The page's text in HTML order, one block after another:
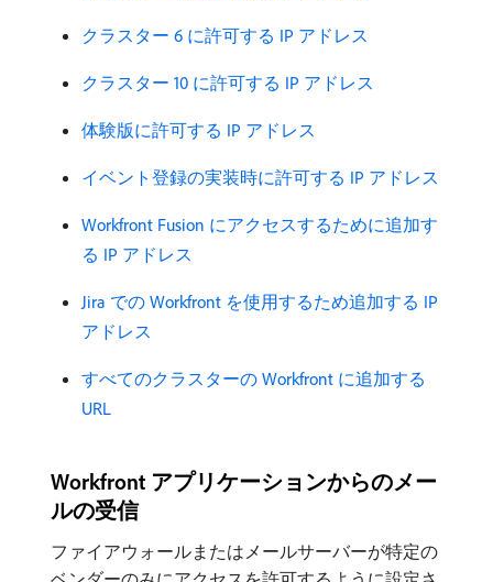
クラスター 6 に許可する IP アドレス
クラスター 10 に許可する IP アドレス
体験版に許可する IP アドレス
イベント登録の実装時に許可する IP アドレス
Workfront Fusion にアクセスするために追加す
る IP アドレス
Jira での Workfront を使用するため追加する IP
アドレス
すべてのクラスターの Workfront に追加する
URL
Workfront アプリケーションからのメー
ルの受信
ファイアウォールまたはメールサーバーが特定の